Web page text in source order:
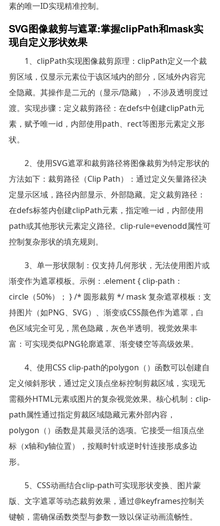
素的唯一ID实现精准控制。
SVG图像裁剪与遮罩:掌握clipPath和mask实
现自定义形状效果
1、clipPath实现图像裁剪原理：clipPath定义一个裁
剪区域，仅显示元素位于该区域内的部分，区域外内容完
全隐藏。其操作是二元的（显示/隐藏），不涉及透明度过
渡。实现步骤：定义裁剪路径：在defs中创建clipPath元
素，赋予唯一id，内部使用path、rect等图形元素定义形
状。
2、使用SVG遮罩和裁剪路径将图像裁剪为特定形状的
方法如下：裁剪路径（Clip Path）：通过定义矢量路径决
定显示区域，路径内部显示、外部隐藏。定义裁剪路径：
在defs标签内创建clipPath元素，指定唯一id，内部使用
path或其他形状元素定义路径。clip-rule=evenodd属性可
控制复杂形状的填充规则。
3、单一形状限制：仅支持几何形状，无法使用图片或
渐变作为遮罩模板。示例：.element { clip-path：
circle（50%）； } /* 圆形裁剪 */ mask 复杂遮罩模板：支
持图片（如PNG、SVG）、渐变或CSS颜色作为遮罩，白
色区域完全可见，黑色隐藏，灰色半透明。视觉效果丰
富：可实现类似PNG轮廓遮罩、渐变镂空等高级效果。
4、使用CSS clip-path的polygon（）函数可以创建自
定义倾斜形状，通过定义顶点坐标控制剪裁区域，实现无
需额外HTML元素或图片的复杂视觉效果。核心机制：clip-
path属性通过指定剪裁区域隐藏元素外部内容，
polygon（）函数是其最灵活的选项。它接受一组顶点坐
标（x轴和y轴位置），按顺时针或逆时针连接形成多边
形。
5、CSS动画结合clip-path可实现形状变换、图片蒙
版、文字遮罩等动态裁剪效果，通过@keyframes控制关
键帧，需确保函数类型与参数一致以保证动画流畅性。